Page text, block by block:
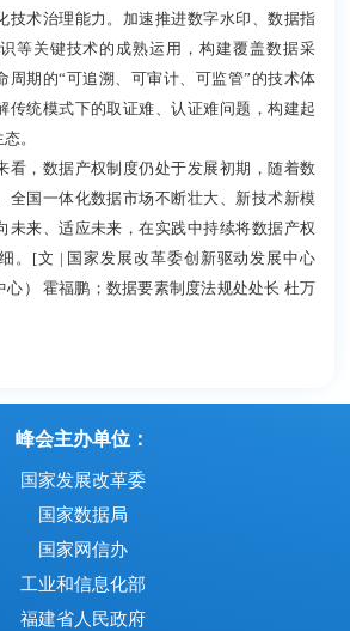
技术治理能力。加速推进数字水印、数据指
等关键技术的成熟运用，构建覆盖数据采
周期的“可追溯、可审计、可监管”的技术体
传统模式下的取证难、认证难问题，构建起
。
，数据产权制度仍处于发展初期，随着数
全国一体化数据市场不断壮大、新技术新模
未来、适应未来，在实践中持续将数据产权
。[文 | 国家发展改革委创新驱动发展中心
心） 霍福鹏；数据要素制度法规处处长 杜万
峰会主办单位：
国家发展改革委
国家数据局
国家网信办
工业和信息化部
福建省人民政府